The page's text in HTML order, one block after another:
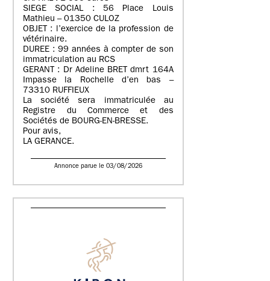
SIEGE SOCIAL : 56 Place Louis
Mathieu – 01350 CULOZ
OBJET : l’exercice de la profession de
vétérinaire.
DUREE : 99 années à compter de son
immatriculation au RCS
GERANT : Dr Adeline BRET dmrt 164A
Impasse la Rochelle d’en bas –
73310 RUFFIEUX
La société sera immatriculée au
Registre du Commerce et des
Sociétés de BOURG-EN-BRESSE.
Pour avis,
LA GERANCE.
Annonce parue le 03/08/2026